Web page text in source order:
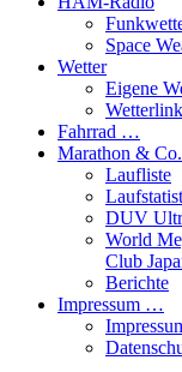
Space
Wetter
Eigene
Fahrrad …
Marathon & Co.
Laufliste
DUV
World
Club
Berichte
Impressum …